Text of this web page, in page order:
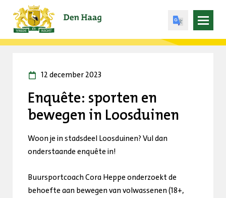
Open
menu
Enquête: sporten en
bewegen in Loosduinen
12 december 2023
Woon je in stadsdeel Loosduinen? Vul dan
onderstaande enquête in!
Buursportcoach Cora Heppe onderzoekt de
behoefte aan bewegen van volwassenen (18+,